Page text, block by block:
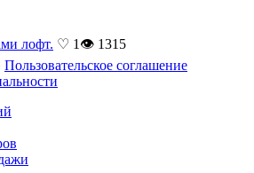
лофт. ♡ 1 👁 1315
Пользовательское соглашение